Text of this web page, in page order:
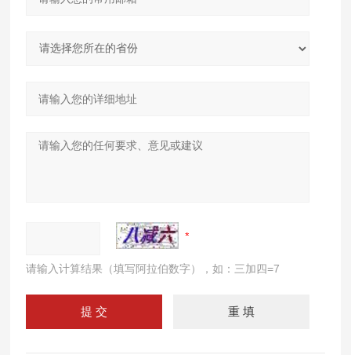
请输入计算结果（填写阿拉伯数字），如：三加四=7